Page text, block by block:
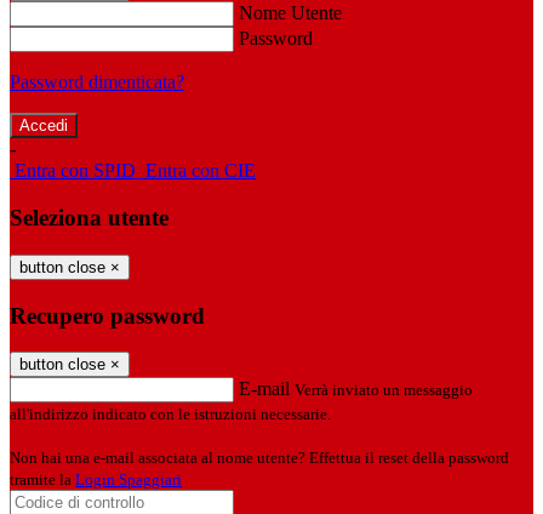
Nome Utente
Password
Password dimenticata?
-
Entra con SPID Entra con CIE
Seleziona utente
button close ×
Recupero password
button close ×
E-mail Verrà inviato un messaggio
all'indirizzo indicato con le istruzioni necessarie.
Non hai una e-mail associata al nome utente? Effettua il reset della password
tramite la Login Spaggiari